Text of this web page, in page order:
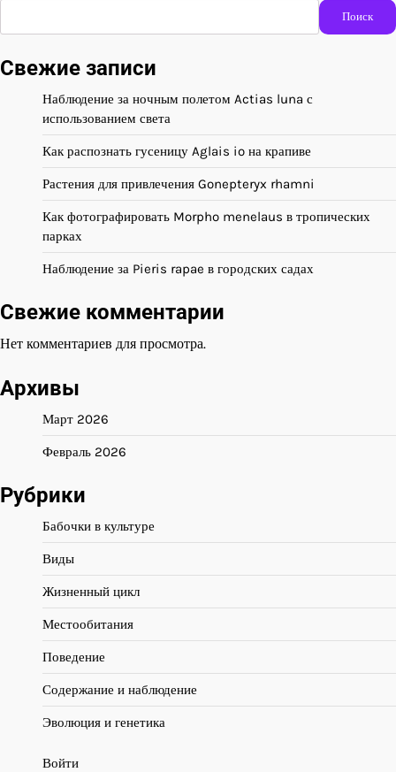
Поиск
Свежие записи
Наблюдение за ночным полетом Actias luna с
использованием света
Как распознать гусеницу Aglais io на крапиве
Растения для привлечения Gonepteryx rhamni
Как фотографировать Morpho menelaus в тропических
парках
Наблюдение за Pieris rapae в городских садах
Свежие комментарии
Нет комментариев для просмотра.
Архивы
Март 2026
Февраль 2026
Рубрики
Бабочки в культуре
Виды
Жизненный цикл
Местообитания
Поведение
Содержание и наблюдение
Эволюция и генетика
Войти